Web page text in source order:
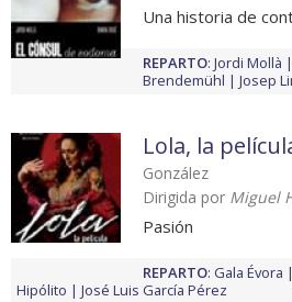
Una historia de
REPARTO: Jordi Mollà
Brendemühl
Josep
Lola, la
González
Dirigida por Miguel
Pasión
REPARTO: Gala Évora
Hipólito
José Luis García Pérez